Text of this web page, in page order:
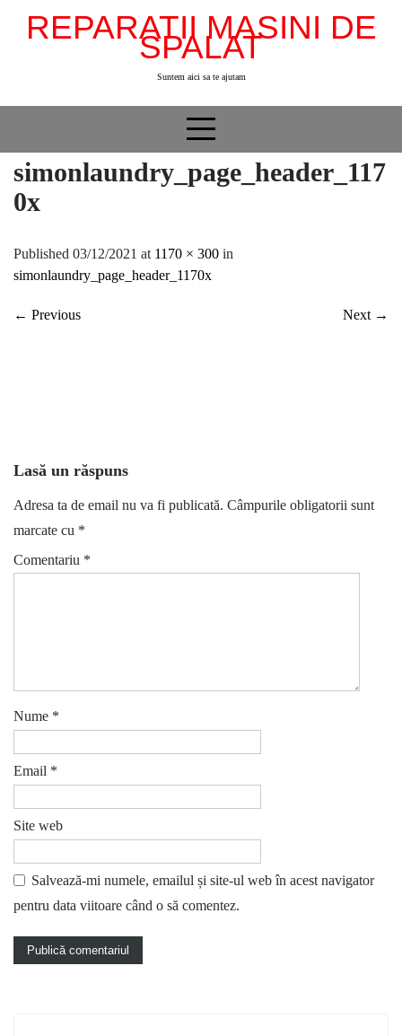
REPARATII MASINI DE
SPALAT
Suntem aici sa te ajutam
simonlaundry_page_header_117
0x
Published 03/12/2021 at 1170 × 300 in
simonlaundry_page_header_1170x
← Previous Next →
Lasă un răspuns
Adresa ta de email nu va fi publicată. Câmpurile obligatorii sunt
marcate cu *
Comentariu *
Nume *
Email *
Site web
Salvează-mi numele, emailul și site-ul web în acest navigator
pentru data viitoare când o să comentez.